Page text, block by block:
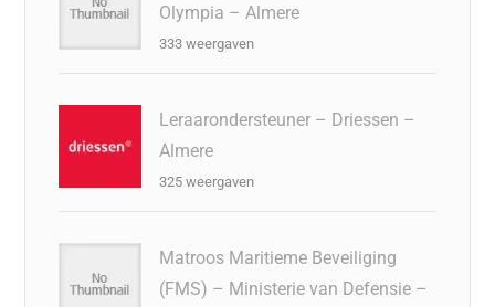
Olympia – Almere
333 weergaven
Leraarondersteuner – Driessen –
Almere
325 weergaven
Matroos Maritieme Beveiliging
(FMS) – Ministerie van Defensie –